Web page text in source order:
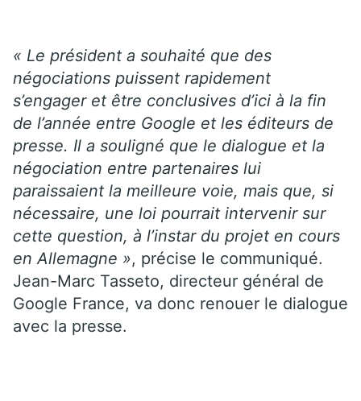
« Le président a souhaité que des
négociations puissent rapidement
s’engager et être conclusives d’ici à la fin
de l’année entre Google et les éditeurs de
presse. Il a souligné que le dialogue et la
négociation entre partenaires lui
paraissaient la meilleure voie, mais que, si
nécessaire, une loi pourrait intervenir sur
cette question, à l’instar du projet en cours
en Allemagne », précise le communiqué.
Jean-Marc Tasseto, directeur général de
Google France, va donc renouer le dialogue
avec la presse.